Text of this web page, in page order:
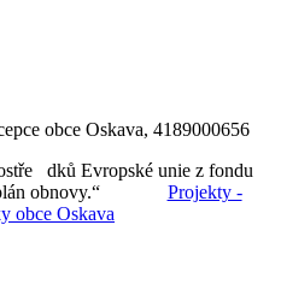
obce Oskava, 4189000656
dků Evropské unie z fondu
plán obnovy.“ Projekty -
obce Oskava